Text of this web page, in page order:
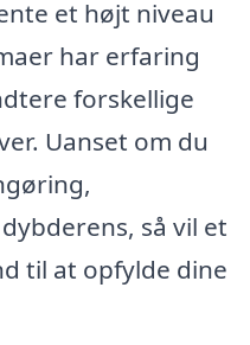
et højt niveau
har erfaring
forskellige
Uanset om du
så vil et
til at opfylde dine